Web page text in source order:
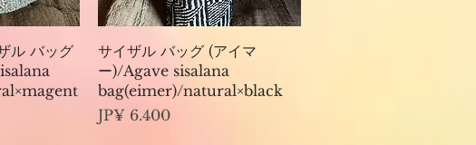
ル バッグ
Visualização rápida
サイザル バッグ (アイマ
ー)/Agave sisalana
bag(eimer)/natural×black
Preço
JP¥ 6.400